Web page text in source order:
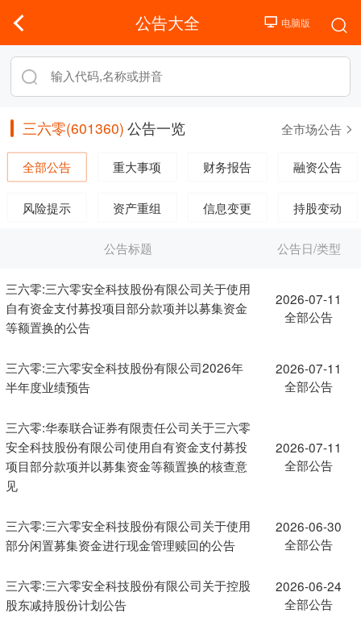
公告大全
三六零(601360) 公告一览 全市场公告
全部公告 重大事项 财务报告 融资公告
风险提示 资产重组 信息变更 持股变动
公告标题 公告日/类型
三六零:三六零安全科技股份有限公司关于使用
自有资金支付募投项目部分款项并以募集资金
等额置换的公告
2026-07-11
全部公告
三六零:三六零安全科技股份有限公司2026年
半年度业绩预告
2026-07-11
全部公告
三六零:华泰联合证券有限责任公司关于三六零
安全科技股份有限公司使用自有资金支付募投
项目部分款项并以募集资金等额置换的核查意
见
2026-07-11
全部公告
三六零:三六零安全科技股份有限公司关于使用
部分闲置募集资金进行现金管理赎回的公告
2026-06-30
全部公告
三六零:三六零安全科技股份有限公司关于控股
股东减持股份计划公告
2026-06-24
全部公告